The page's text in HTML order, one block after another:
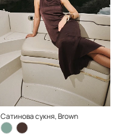
Сатинова сукня, Brown